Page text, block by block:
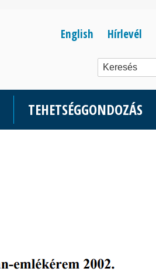
English Hírlevél
TEHETSÉGGONDOZÁS